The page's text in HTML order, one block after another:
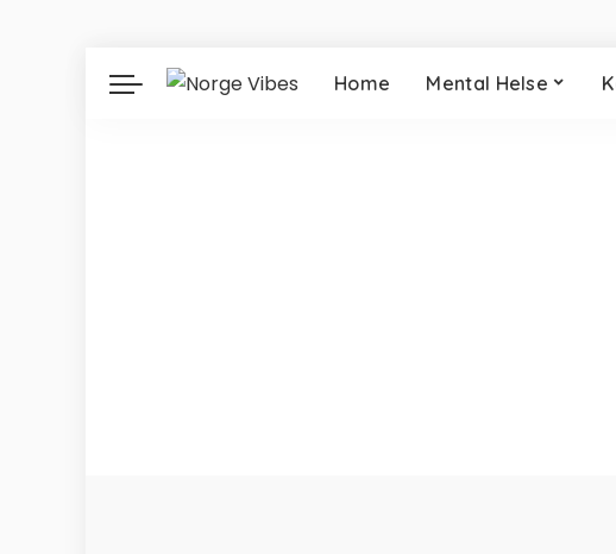
Home Mental Helse